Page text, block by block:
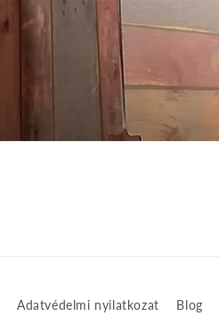
Adatvédelmi nyilatkozat Blog